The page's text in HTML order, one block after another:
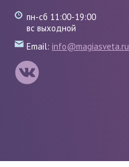
пн-сб 11:00-19:00
вс выходной
Email: info@magiasveta.ru